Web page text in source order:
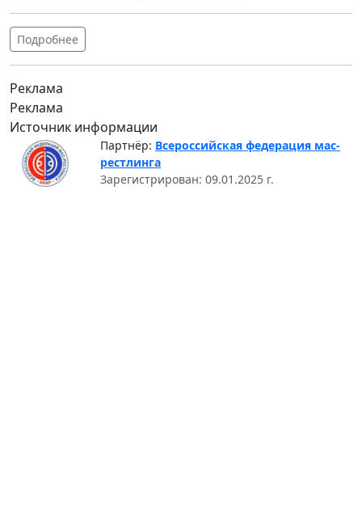
Подробнее
Реклама
Реклама
Источник информации
Партнёр: Всероссийская федерация мас-
рестлинга
Зарегистрирован: 09.01.2025 г.